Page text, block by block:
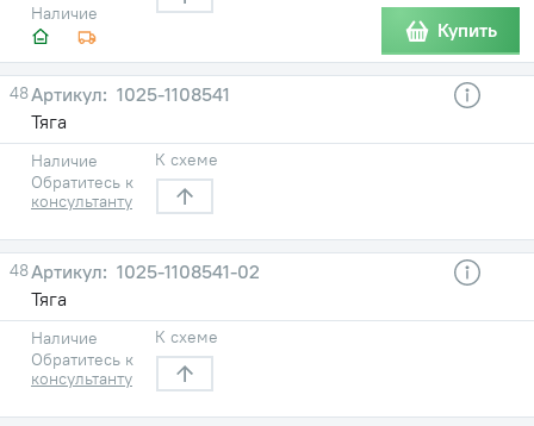
Наличие
Купить
48
1025-1108541
Тяга
Наличие
Обратитесь к
консультанту
К схеме
48
1025-1108541-02
Тяга
Наличие
Обратитесь к
консультанту
К схеме